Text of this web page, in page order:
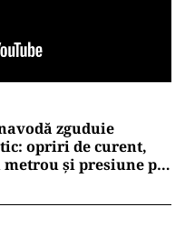
zguduie
opriri de curent,
și presiune pe